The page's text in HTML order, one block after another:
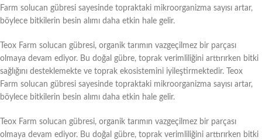
Farm solucan gübresi sayesinde topraktaki mikroorganizma sayısı artar,
böylece bitkilerin besin alımı daha etkin hale gelir.
Teox Farm solucan gübresi, organik tarımın vazgeçilmez bir parçası
olmaya devam ediyor. Bu doğal gübre, toprak verimliliğini arttırırken bitki
sağlığını desteklemekte ve toprak ekosistemini iyileştirmektedir. Teox
Farm solucan gübresi sayesinde topraktaki mikroorganizma sayısı artar,
böylece bitkilerin besin alımı daha etkin hale gelir.
Teox Farm solucan gübresi, organik tarımın vazgeçilmez bir parçası
olmaya devam ediyor. Bu doğal gübre, toprak verimliliğini arttırırken bitki